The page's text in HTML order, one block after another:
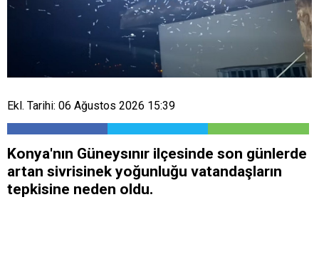
Ekl. Tarihi: 06 Ağustos 2026 15:39
Konya'nın Güneysınır ilçesinde son günlerde
artan sivrisinek yoğunluğu vatandaşların
tepkisine neden oldu.